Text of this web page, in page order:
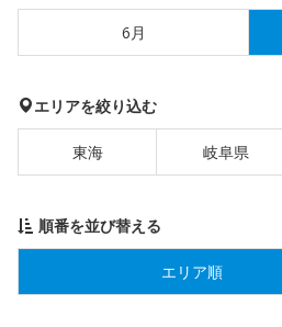
6月
エリアを絞り込む
東海 岐阜県
順番を並び替える
エリア順